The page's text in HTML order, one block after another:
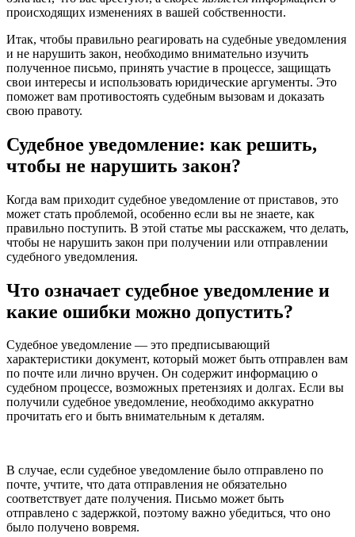
происходящих изменениях в вашей собственности.
Итак, чтобы правильно реагировать на судебные уведомления
и не нарушить закон, необходимо внимательно изучить
полученное письмо, принять участие в процессе, защищать
свои интересы и использовать юридические аргументы. Это
поможет вам противостоять судебным вызовам и доказать
свою правоту.
Судебное уведомление: как решить,
чтобы не нарушить закон?
Когда вам приходит судебное уведомление от приставов, это
может стать проблемой, особенно если вы не знаете, как
правильно поступить. В этой статье мы расскажем, что делать,
чтобы не нарушить закон при получении или отправлении
судебного уведомления.
Что означает судебное уведомление и
какие ошибки можно допустить?
Судебное уведомление — это предписывающий
характеристики документ, который может быть отправлен вам
по почте или лично вручен. Он содержит информацию о
судебном процессе, возможных претензиях и долгах. Если вы
получили судебное уведомление, необходимо аккуратно
прочитать его и быть внимательным к деталям.
В случае, если судебное уведомление было отправлено по
почте, учтите, что дата отправления не обязательно
соответствует дате получения. Письмо может быть
отправлено с задержкой, поэтому важно убедиться, что оно
было получено вовремя.